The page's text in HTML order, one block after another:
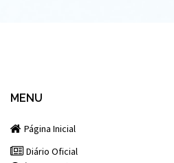
MENU
Página Inicial
Diário Oficial